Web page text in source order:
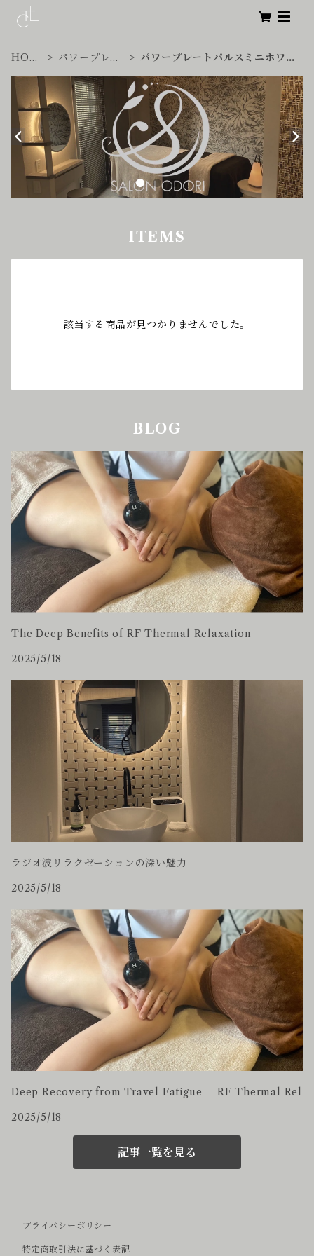
HOM
パワープレー
パワープレートパルスミニホワイ
ITEMS
該当する商品が見つかりませんでした。
BLOG
The Deep Benefits of RF Thermal Relaxation
2025/5/18
ラジオ波リラクゼーションの深い魅力
2025/5/18
Deep Recovery from Travel Fatigue – RF Thermal Rel
2025/5/18
記事一覧を見る
プライバシーポリシー
特定商取引法に基づく表記